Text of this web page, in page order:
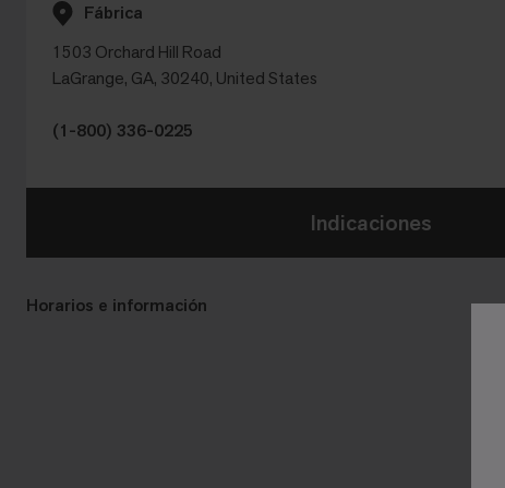
Fábrica
1503 Orchard Hill Road
LaGrange, GA, 30240, United States
(1-800) 336-0225
Indicaciones
Horarios e información